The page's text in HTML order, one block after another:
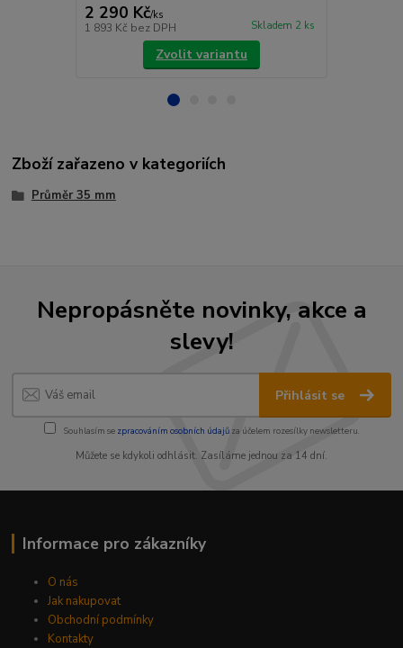
2 290 Kč/ks
1 893 Kč bez DPH Skladem 2 ks
Zvolit variantu
Zboží zařazeno v kategoriích
Průměr 35 mm
Nepropásněte novinky, akce a
slevy!
Přihlásit se
Souhlasím se zpracováním osobních údajůza účelem rozesílky newsletteru.
Můžete se kdykoli odhlásit. Zasíláme jednou za 14 dní.
Informace pro zákazníky
O nás
Jak nakupovat
Obchodní podmínky
Kontakty